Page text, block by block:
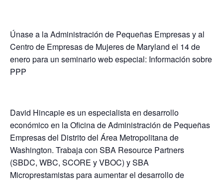
Únase a la Administración de Pequeñas Empresas y al
Centro de Empresas de Mujeres de Maryland el 14 de
enero para un seminario web especial: Información sobre
PPP
David Hincapie es un especialista en desarrollo
económico en la Oficina de Administración de Pequeñas
Empresas del Distrito del Área Metropolitana de
Washington. Trabaja con SBA Resource Partners
(SBDC, WBC, SCORE y VBOC) y SBA
Microprestamistas para aumentar el desarrollo de